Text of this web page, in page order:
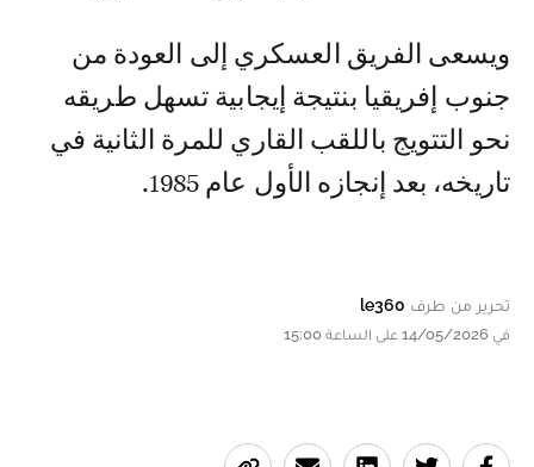
ويسعى الفريق العسكري إلى العودة من
جنوب إفريقيا بنتيجة إيجابية تسهل طريقه
نحو التتويج باللقب القاري للمرة الثانية في
تاريخه، بعد إنجازه الأول عام 1985.
تحرير من طرف le360
في 14/05/2026 على الساعة 15:00